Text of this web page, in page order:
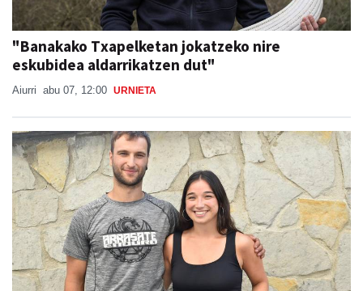
"Banakako Txapelketan jokatzeko nire
eskubidea aldarrikatzen dut"
Aiurri abu 07, 12:00 URNIETA